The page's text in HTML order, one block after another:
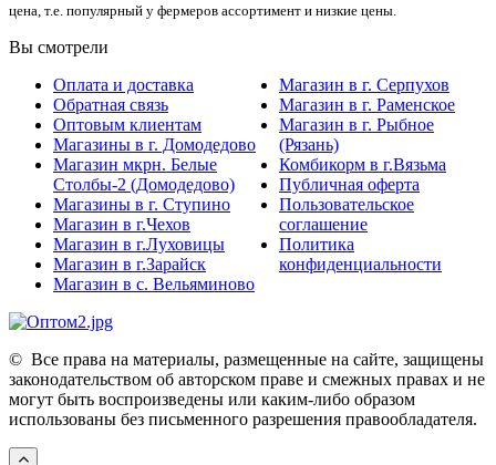
цена, т.е. популярный у фермеров ассортимент и низкие цены.
Вы смотрели
Оплата и доставка
Обратная связь
Оптовым клиентам
Магазины в г. Домодедово
Магазин мкрн. Белые
Столбы-2 (Домодедово)
Магазины в г. Ступино
Магазин в г.Чехов
Магазин в г.Луховицы
Магазин в г.Зарайск
Магазин в с. Вельяминово
Магазин в г. Серпухов
Магазин в г. Раменское
Магазин в г. Рыбное
(Рязань)
Комбикорм в г.Вязьма
Публичная оферта
Пользовательское
соглашение
Политика
конфиденциальности
© Все права на материалы, размещенные на сайте, защищены
законодательством об авторском праве и смежных правах и не
могут быть воспроизведены или каким-либо образом
использованы без письменного разрешения правообладателя.